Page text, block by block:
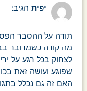
יפית הגיב:
תודה על ההסבר
מה קורה כשמדובר
לצחוק בכל רגע על
שפוגע ועושה זאת
האם זה גם נכלל